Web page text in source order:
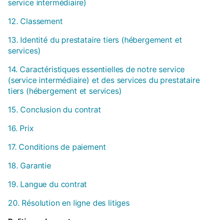
service intermédiaire)
12. Classement
13. Identité du prestataire tiers (hébergement et
services)
14. Caractéristiques essentielles de notre service
(service intermédiaire) et des services du prestataire
tiers (hébergement et services)
15. Conclusion du contrat
16. Prix
17. Conditions de paiement
18. Garantie
19. Langue du contrat
20. Résolution en ligne des litiges